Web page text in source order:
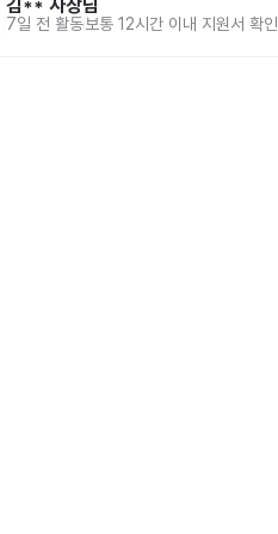
김** 사장님
7일 전 활동보통 12시간 이내 지원서 확인